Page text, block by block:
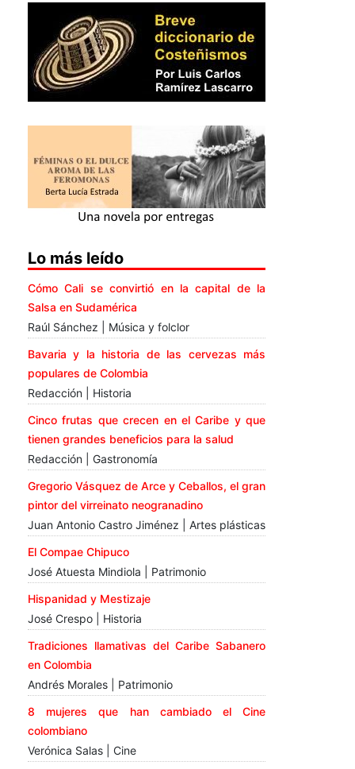
Lo más leído
Cómo Cali se convirtió en la capital de la
Salsa en Sudamérica
Raúl Sánchez | Música y folclor
Bavaria y la historia de las cervezas más
populares de Colombia
Redacción | Historia
Cinco frutas que crecen en el Caribe y que
tienen grandes beneficios para la salud
Redacción | Gastronomía
Gregorio Vásquez de Arce y Ceballos, el gran
pintor del virreinato neogranadino
Juan Antonio Castro Jiménez | Artes plásticas
El Compae Chipuco
José Atuesta Mindiola | Patrimonio
Hispanidad y Mestizaje
José Crespo | Historia
Tradiciones llamativas del Caribe Sabanero
en Colombia
Andrés Morales | Patrimonio
8 mujeres que han cambiado el Cine
colombiano
Verónica Salas | Cine